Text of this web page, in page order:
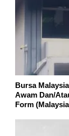
Bursa
Awam Dan/
Form